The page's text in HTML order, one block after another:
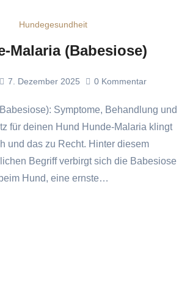
Hundegesundheit
Malaria (Babesiose)
7. Dezember 2025 0 Kommentar
für deinen Hund Hunde-Malaria klingt
und das zu Recht. Hinter diesem
Begriff verbirgt sich die Babesiose
beim Hund, eine ernste…